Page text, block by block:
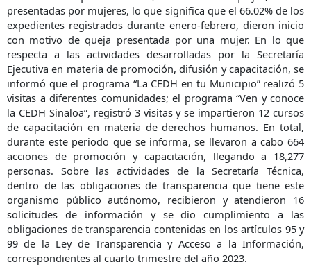
presentadas por mujeres, lo que significa que el 66.02% de los
expedientes registrados durante enero-febrero, dieron inicio
con motivo de queja presentada por una mujer. En lo que
respecta a las actividades desarrolladas por la Secretaría
Ejecutiva en materia de promoción, difusión y capacitación, se
informó que el programa “La CEDH en tu Municipio” realizó 5
visitas a diferentes comunidades; el programa “Ven y conoce
la CEDH Sinaloa”, registró 3 visitas y se impartieron 12 cursos
de capacitación en materia de derechos humanos. En total,
durante este periodo que se informa, se llevaron a cabo 664
acciones de promoción y capacitación, llegando a 18,277
personas. Sobre las actividades de la Secretaría Técnica,
dentro de las obligaciones de transparencia que tiene este
organismo público autónomo, recibieron y atendieron 16
solicitudes de información y se dio cumplimiento a las
obligaciones de transparencia contenidas en los artículos 95 y
99 de la Ley de Transparencia y Acceso a la Información,
correspondientes al cuarto trimestre del año 2023.